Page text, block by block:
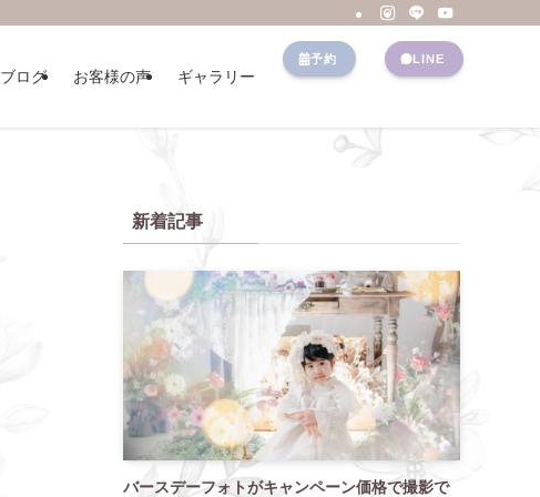
ブログ お客様の声 ギャラリー
予約 LINE
新着記事
バースデーフォトがキャンペーン価格で撮影で